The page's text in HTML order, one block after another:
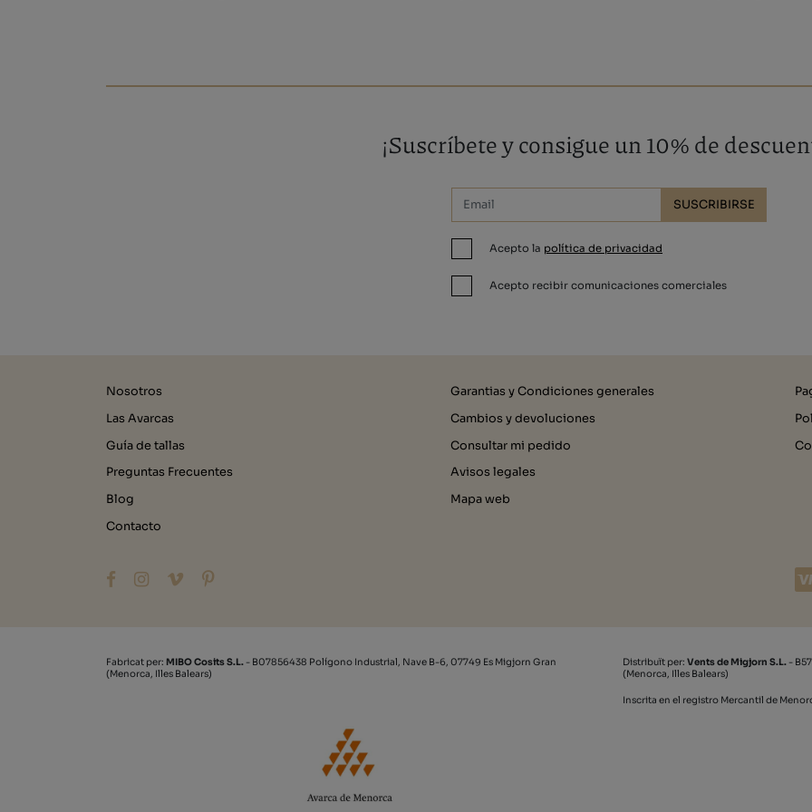
¡Suscríbete y consigue un 10% de
SUSCRIBIRSE
Acepto la política de privacidad
Acepto recibir comunicaciones comerciales
Nosotros
Las Avarcas
Guía de tallas
Preguntas Frecuentes
Blog
Contacto
Garantias y Condiciones generales
Cambios y devoluciones
Consultar mi pedido
Avisos legales
Mapa web
Fabricat per: MIBO Cosits S.L. - B07856438 Polígono Industrial, Nave B-6, 07749 Es Migjorn Gran
(Menorca, Illes Balears)
Distribuït per: Vents de Migjorn S.L. -
(Menorca, Illes Balears)
Inscrita en el registro Mercantil de